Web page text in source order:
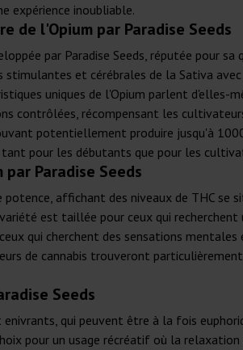
expérience inoubliable.
de l'Opium par Paradise Seeds
par Paradise Seeds, réputée
stimulantes et cérébrales de la Sativa
uniques de l'Opium parlent
contrôlées, récompensant les
potentiellement produire jusqu'à
pour les débutants que pour les
Paradise Seeds
potence, affichant des niveaux de THC
est taillée pour ceux qui
qui cherchent des sensations
de cannabis trouveront
Seeds
qui peuvent être à la fois
pour un usage récréatif où la